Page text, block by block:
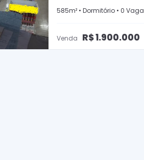
585m² • Dormitório • 0 Vaga
Venda R$1.900.000